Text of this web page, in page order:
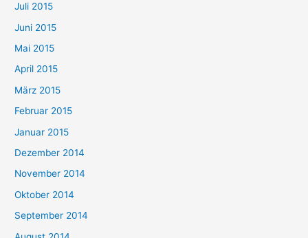
Juli 2015
Juni 2015
Mai 2015
April 2015
März 2015
Februar 2015
Januar 2015
Dezember 2014
November 2014
Oktober 2014
September 2014